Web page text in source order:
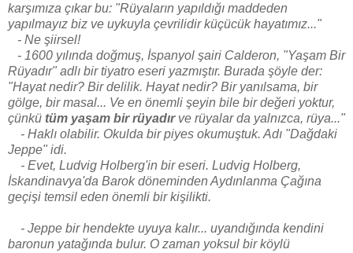
karşımıza çıkar bu: "Rüyaların yapıldığı maddeden
yapılmayız biz ve uykuyla çevrilidir küçücük hayatımız..."
- Ne şiirsel!
- 1600 yılında doğmuş, İspanyol şairi Calderon, "Yaşam Bir
Rüyadır" adlı bir tiyatro eseri yazmıştır. Burada şöyle der:
"Hayat nedir? Bir delilik. Hayat nedir? Bir yanılsama, bir
gölge, bir masal... Ve en önemli şeyin bile bir değeri yoktur,
çünkü tüm yaşam bir rüyadırve rüyalar da yalnızca, rüya..."
- Haklı olabilir. Okulda bir piyes okumuştuk. Adı "Dağdaki
Jeppe" idi.
- Evet, Ludvig Holberg'in bir eseri. Ludvig Holberg,
İskandinavya'da Barok döneminden Aydınlanma Çağına
geçişi temsil eden önemli bir kişilikti.
- Jeppe bir hendekte uyuya kalır... uyandığında kendini
baronun yatağında bulur. O zaman yoksul bir köylü